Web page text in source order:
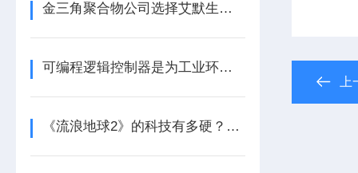
金三角聚合物公司选择艾默生为其新建工厂提供设备数字自动化技术以及软件
可编程逻辑控制器是为工业环境设计的数字运算控制系统
《流浪地球2》的科技有多硬？工业移动机器人首登大银幕